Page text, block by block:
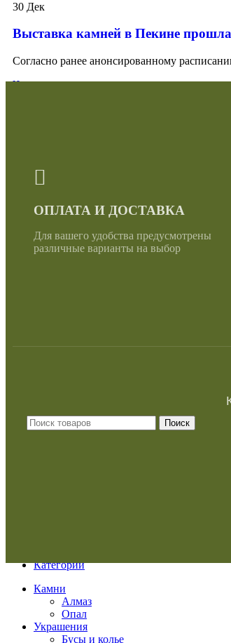
30 Дек
Выставка камней в Пекине
Согласно ранее анонсированному
Читать далее
ОПЛАТА И ДОСТАВКА
Для вашего удобства предусмотрены
различные варианты на выбор
Поиск
Категории
Камни
Алмаз
Опал
Украшения
Бусы и колье